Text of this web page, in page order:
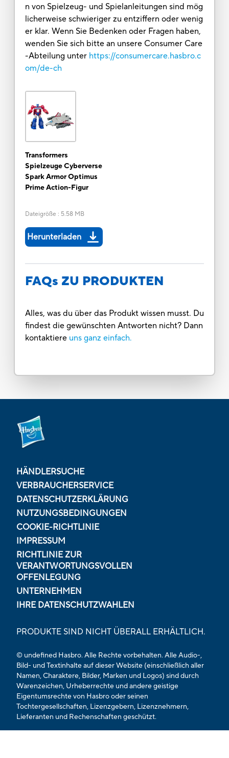
n von Spielzeug- und Spielanleitungen sind mög
licherweise schwieriger zu entziffern oder wenig
er klar. Wenn Sie Bedenken oder Fragen haben,
wenden Sie sich bitte an unsere Consumer Care
-Abteilung unter https://consumercare.hasbro.c
om/de-ch
Transformers
Spielzeuge Cyberverse
Spark Armor Optimus
Prime Action-Figur
Dateigröße : 5.58 MB
Herunterladen
FAQs ZU PRODUKTEN
Alles, was du über das Produkt wissen musst. Du
findest die gewünschten Antworten nicht? Dann
kontaktiere uns ganz einfach.
HÄNDLERSUCHE
VERBRAUCHERSERVICE
DATENSCHUTZERKLÄRUNG
NUTZUNGSBEDINGUNGEN
COOKIE-RICHTLINIE
IMPRESSUM
RICHTLINIE ZUR
VERANTWORTUNGSVOLLEN
OFFENLEGUNG
UNTERNEHMEN
IHRE DATENSCHUTZWAHLEN
PRODUKTE SIND NICHT ÜBERALL ERHÄLTLICH.
© undefined Hasbro. Alle Rechte vorbehalten. Alle Audio-,
Bild- und Textinhalte auf dieser Website (einschließlich aller
Namen, Charaktere, Bilder, Marken und Logos) sind durch
Warenzeichen, Urheberrechte und andere geistige
Eigentumsrechte von Hasbro oder seinen
Tochtergesellschaften, Lizenzgebern, Lizenznehmern,
Lieferanten und Rechenschaften geschützt.